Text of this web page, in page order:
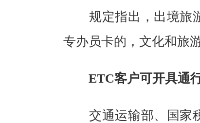
规定指出，出境旅游
专办员卡的，文化和旅
ETC客户可开具通
交通运输部、国家税